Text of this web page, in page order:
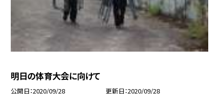
明日の体育大会に向けて
公開日 2020/09/28 更新日 2020/09/28